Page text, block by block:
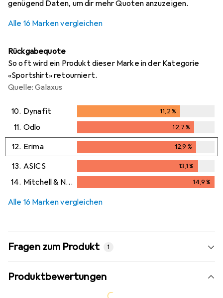
genügend Daten, um dir mehr Quoten anzuzeigen.
Alle 16 Marken vergleichen
Rückgabequote
So oft wird ein Produkt dieser Marke in der Kategorie
«Sportshirt» retourniert.
Quelle: Galaxus
10. Dynafit 11,2%
11. Odlo 12,7%
12,7%
12. Erima 12,9 %
12,9%
13. ASICS 13,1%
13,1%
14. Mitchell & Ness 14,9%
Alle 16 Marken vergleichen
Fragen zum Produkt 1
Produktbewertungen